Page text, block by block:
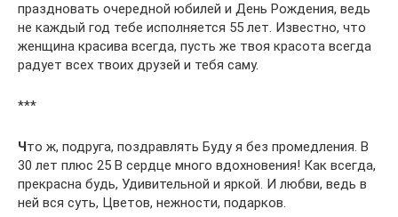
праздновать очередной юбилей и День Рождения, ведь
не каждый год тебе исполняется 55 лет. Известно, что
женщина красива всегда, пусть же твоя красота всегда
радует всех твоих друзей и тебя саму.
***
Что ж, подруга, поздравлять Буду я без промедления. В
30 лет плюс 25 В сердце много вдохновения! Как всегда,
прекрасна будь, Удивительной и яркой. И любви, ведь в
ней вся суть, Цветов, нежности, подарков.